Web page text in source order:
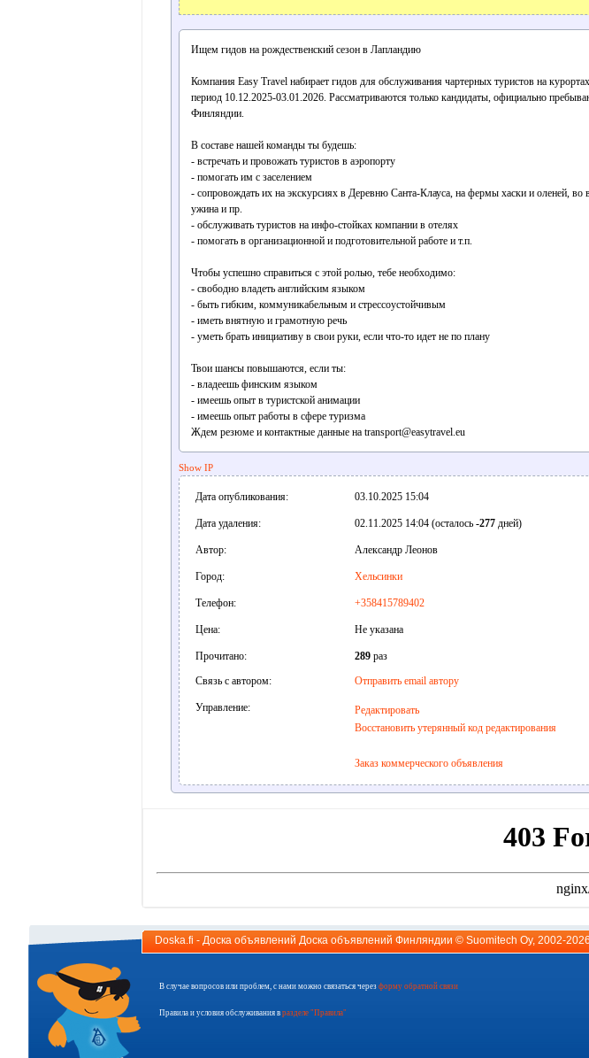
Ищем гидов на рождественский сезон в Лапландию
Компания Easy Travel набирает гидов для обслуживания чартерных туристов на
период 10.12.2025-03.01.2026. Рассматриваются только кандидаты, официально
Финляндии.
В составе нашей команды ты будешь:
- встречать и провожать туристов в аэропорту
- помогать им с заселением
- сопровождать их на экскурсиях в Деревню Санта-Клауса, на фермы хаски и оленей, во
ужина и пр.
- обслуживать туристов на инфо-стойках компании в отелях
- помогать в организационной и подготовительной работе и т.п.
Чтобы успешно справиться с этой ролью, тебе необходимо:
- свободно владеть английским языком
- быть гибким, коммуникабельным и стрессоустойчивым
- иметь внятную и грамотную речь
- уметь брать инициативу в свои руки, если что-то идет не по плану
Твои шансы повышаются, если ты:
- владеешь финским языком
- имеешь опыт в туристской анимации
- имеешь опыт работы в сфере туризма
Ждем резюме и контактные данные на transport@easytravel.eu
Show IP
Дата опубликования: 03.10.2025 15:04
Дата удаления: 02.11.2025 14:04 (осталось -277дней)
Автор: Александр Леонов
Город: Хельсинки
Телефон: +358415789402
Цена: Не указана
Прочитано: 289раз
Связь с автором:
Отправить email автору
Управление:
Редактировать
Восстановить утерянный код редактирования
Заказ коммерческого объявления
Doska.fi - Доска объявлений Доска объявлений Финляндии © Suomitech Oy, 2002-
В случае вопросов или проблем, с нами можно связаться через форму обратной связи
Правила и условия обслуживания в разделе "Правила"